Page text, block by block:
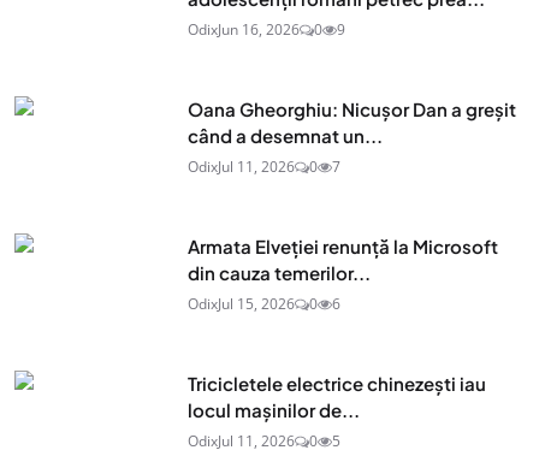
OdixJun 16, 2026 0 9
Oana Gheorghiu: Nicușor Dan a greșit
când a desemnat un...
OdixJul 11, 2026 0 7
Armata Elveției renunță la Microsoft
din cauza temerilor...
OdixJul 15, 2026 0 6
Tricicletele electrice chinezești iau
locul mașinilor de...
OdixJul 11, 2026 0 5